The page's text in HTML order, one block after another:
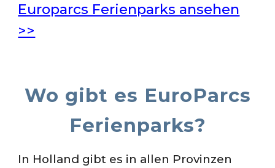
Europarcs Ferienparks ansehen
>>
Wo gibt es EuroParcs
Ferienparks?
In Holland gibt es in allen Provinzen